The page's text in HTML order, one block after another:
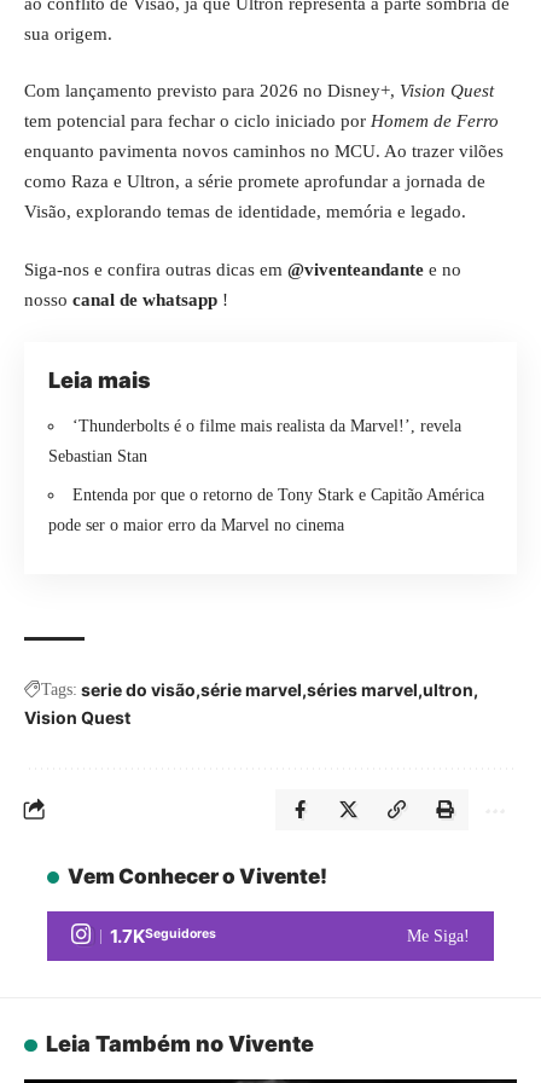
sua origem.
Com lançamento previsto para 2026 no Disney+, Vision Quest
tem potencial para fechar o ciclo iniciado por Homem de Ferro
enquanto pavimenta novos caminhos no MCU. Ao trazer vilões
como Raza e Ultron, a série promete aprofundar a jornada de
Visão, explorando temas de identidade, memória e legado.
Siga-nos e confira outras dicas em @viventeandante e no
nosso canal de whatsapp !
Leia mais
‘Thunderbolts é o filme mais realista da Marvel!’, revela
Sebastian Stan
Entenda por que o retorno de Tony Stark e Capitão América
pode ser o maior erro da Marvel no cinema
Tags: serie do visão série marvel séries marvel ultron
Vision Quest
Vem Conhecer o Vivente!
1.7KSeguidores Me Siga!
Leia Também no Vivente